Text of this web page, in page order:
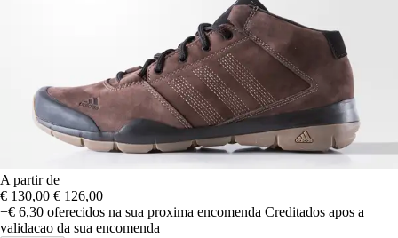
A partir de
€ 130,00 € 126,00
+€ 6,30 oferecidos na sua proxima encomenda Creditados apos a
validacao da sua encomenda